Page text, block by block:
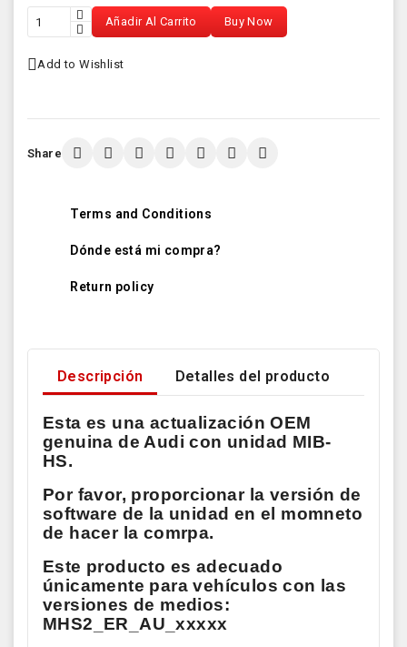
Añadir Al Carrito Buy Now
Add to Wishlist
Share
Terms and Conditions
Dónde está mi compra?
Return policy
Descripción Detalles del producto
Esta es una actualización OEM
genuina de Audi con unidad MIB-
HS.
Por favor, proporcionar la versión de
software de la unidad en el momneto
de hacer la comrpa.
Este producto es adecuado
únicamente para vehículos con las
versiones de medios:
MHS2_ER_AU_xxxxx